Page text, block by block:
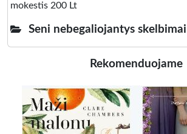
mokestis 200 Lt
Seni nebegaliojantys skelbimai
Rekomenduojame